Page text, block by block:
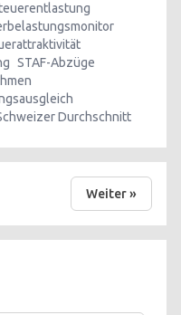
STAF-Abzüge
Durchschnitt
Weiter »